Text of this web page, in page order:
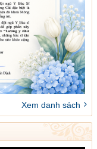
Xem danh sách